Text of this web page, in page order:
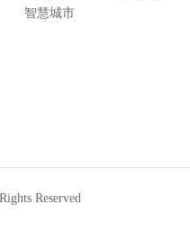
智慧城市
Reserved